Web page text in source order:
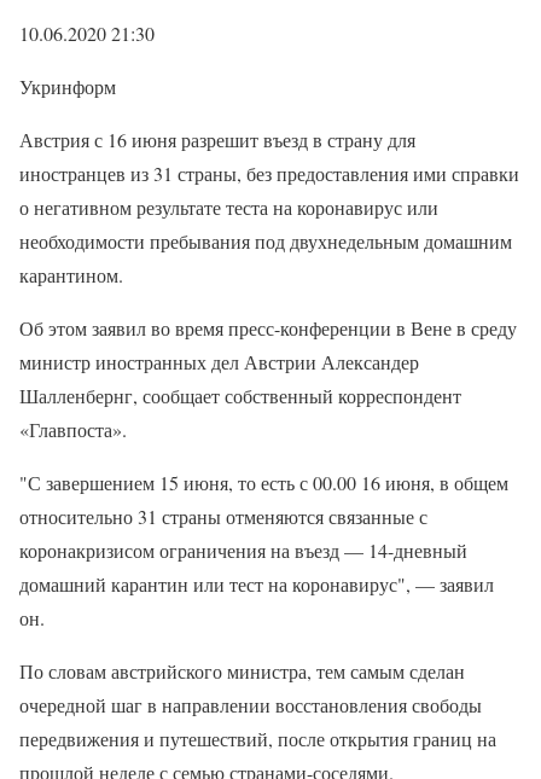
10.06.2020 21:30
Укринформ
Австрия с 16 июня разрешит въезд в страну для
иностранцев из 31 страны, без предоставления ими справки
о негативном результате теста на коронавирус или
необходимости пребывания под двухнедельным домашним
карантином.
Об этом заявил во время пресс-конференции в Вене в среду
министр иностранных дел Австрии Александер
Шалленбернг, сообщает собственный корреспондент
«Главпоста».
"С завершением 15 июня, то есть с 00.00 16 июня, в общем
относительно 31 страны отменяются связанные с
коронакризисом ограничения на въезд — 14-дневный
домашний карантин или тест на коронавирус", — заявил
он.
По словам австрийского министра, тем самым сделан
очередной шаг в направлении восстановления свободы
передвижения и путешествий, после открытия границ на
прошлой неделе с семью странами-соседями.